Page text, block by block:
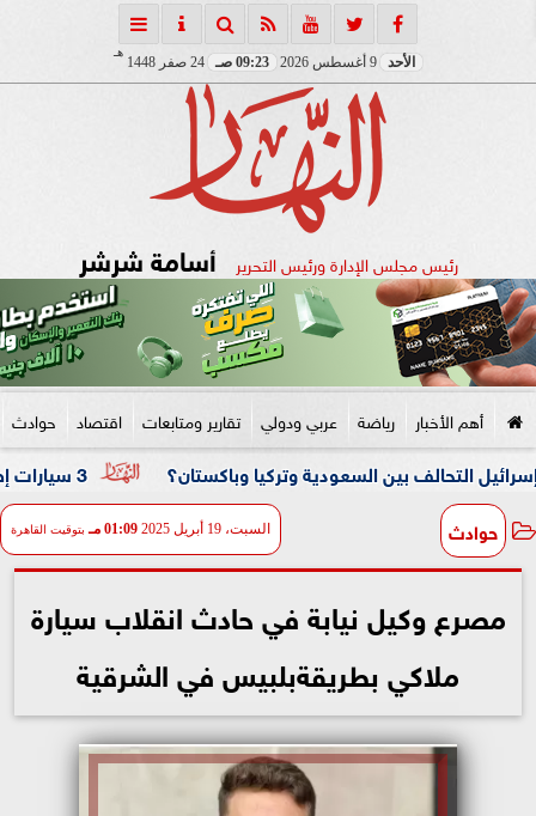
الأحد 09:23 صـ 24 صفر 1448
هـ
رئيس مجلس الإدارة ورئيس التحرير أسامة شرشر
أهم الأخبار رياضة عربي ودولي تقارير ومتابعات اقتصاد حوادث
3 سيارات إطفاء تحاصر النيران.. حريق داخل مصنع نسيج بشبرا الخيمة بين السعودية وتركيا وباكستان؟
حوادث السبت، 19 أبريل 2025 01:09 مـ بتوقيت القاهرة
مصرع وكيل نيابة في حادث انقلاب سيارة
ملاكي بطريقةبلبيس في الشرقية